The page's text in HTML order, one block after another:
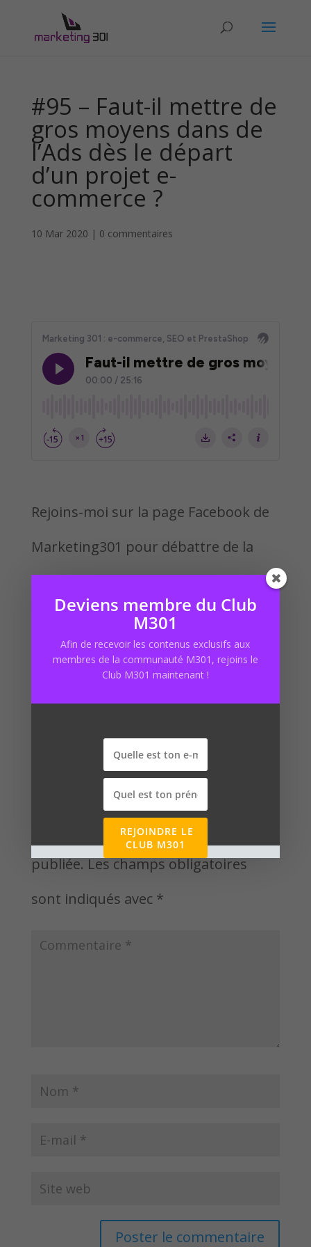
#95 – Faut-il mettre de
gros moyens dans de
l’Ads dès le départ
d’un projet e-
commerce ?
10 Mar 2020 | 0 commentaires
Rejoins-moi sur la page Facebook de
Marketing301 pour débattre de la
https://www.facebook.com/marketin
g301net
Poster le commentaire
Votre adresse e-mail ne sera pas
publiée.Les champs obligatoires
sont indiqués avec *
Deviens membre du Club
M301
Afin de recevoir les contenus exclusifs aux
membres de la communauté M301, rejoins le
Club M301 maintenant !
REJOINDRE LE
CLUB M301